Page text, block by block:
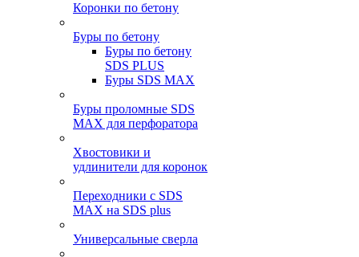
Коронки по бетону
Буры по бетону
Буры по бетону
SDS PLUS
Буры SDS MAX
Буры проломные SDS
MAX для перфоратора
Хвостовики и
удлинители для коронок
Переходники с SDS
MAX на SDS plus
Универсальные сверла